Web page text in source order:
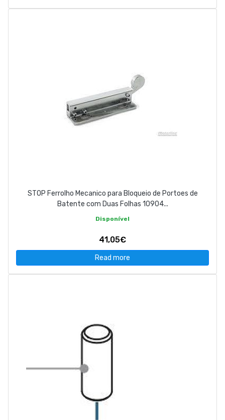
STOP Ferrolho Mecanico para Bloqueio de Portoes de
Batente com Duas Folhas 10904...
Disponível
41,05€
Read more